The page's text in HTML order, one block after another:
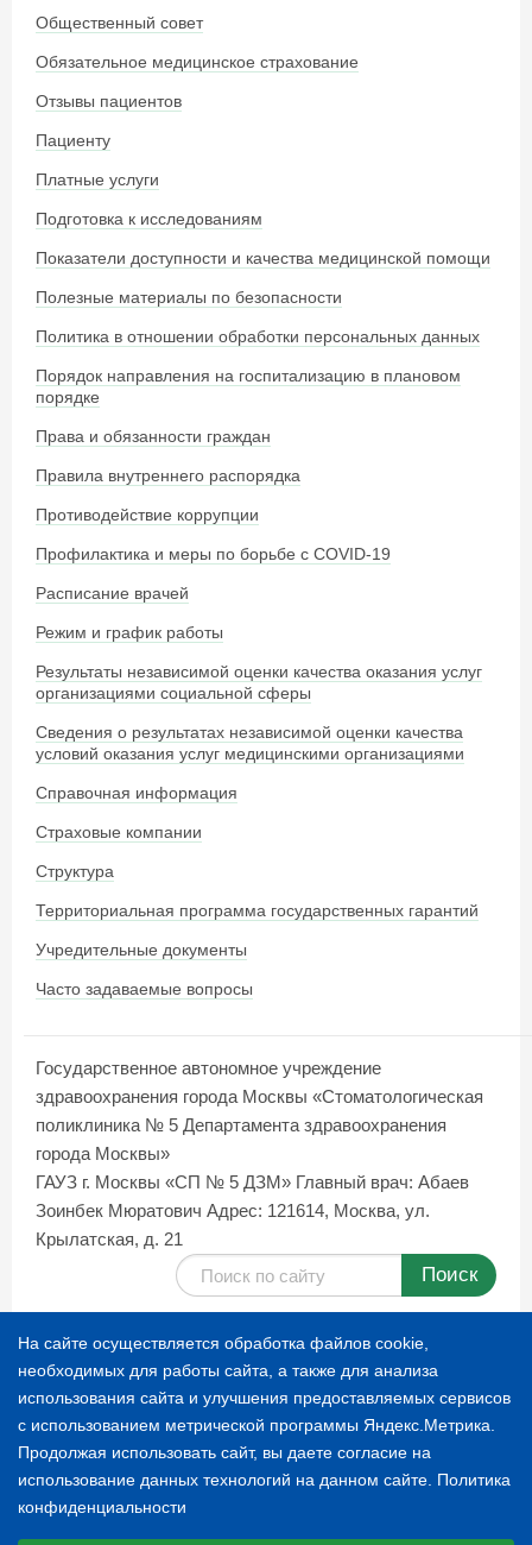
Общественный совет
Обязательное медицинское страхование
Отзывы пациентов
Пациенту
Платные услуги
Подготовка к исследованиям
Показатели доступности и качества медицинской помощи
Полезные материалы по безопасности
Политика в отношении обработки персональных данных
Порядок направления на госпитализацию в плановом
порядке
Права и обязанности граждан
Правила внутреннего распорядка
Противодействие коррупции
Профилактика и меры по борьбе с COVID-19
Расписание врачей
Режим и график работы
Результаты независимой оценки качества оказания услуг
организациями социальной сферы
Сведения о результатах независимой оценки качества
условий оказания услуг медицинскими организациями
Справочная информация
Страховые компании
Структура
Территориальная программа государственных гарантий
Учредительные документы
Часто задаваемые вопросы
Государственное автономное учреждение
здравоохранения города Москвы «Стоматологическая
поликлиника № 5 Департамента здравоохранения
города Москвы»
ГАУЗ г. Москвы «СП № 5 ДЗМ» Главный врач: Абаев
Зоинбек Мюратович Адрес: 121614, Москва, ул.
Крылатская, д. 21
Поиск
Карта сайта
© 1996-2026 СТОМАТОЛОГИЧЕСКАЯ ПОЛИКЛИНИКА
№ 5
На сайте осуществляется обработка файлов cookie,
необходимых для работы сайта, а также для анализа
использования сайта и улучшения предоставляемых сервисов
с использованием метрической программы Яндекс.Метрика.
Продолжая использовать сайт, вы даете согласие на
использование данных технологий на данном сайте. Политика
конфиденциальности